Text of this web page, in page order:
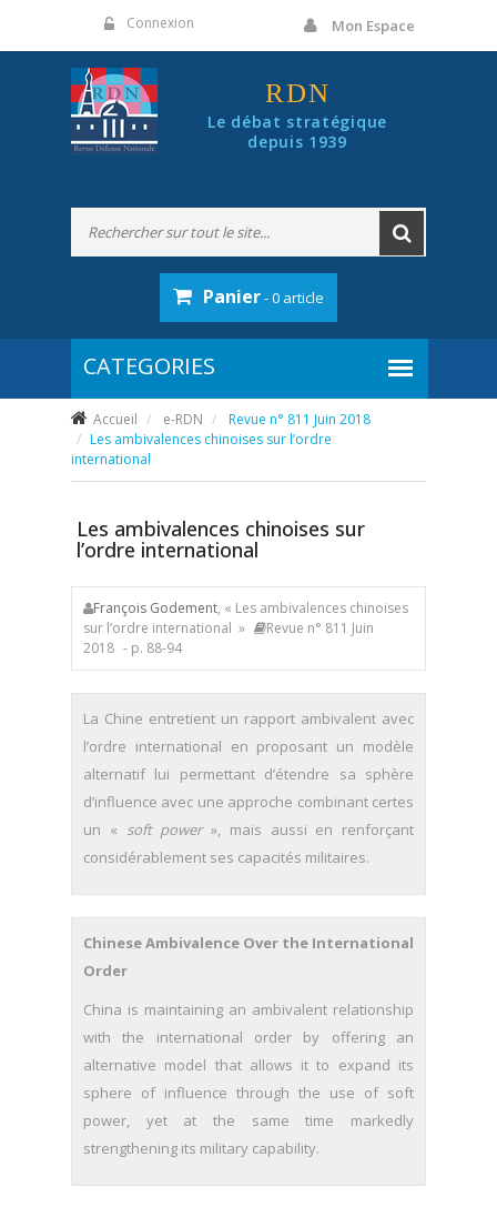
Connexion Mon Espace
RDN
Le débat stratégique
depuis 1939
Panier- 0 article
Accueil e-RDN
Revue n° 811 Juin 2018
Les ambivalences chinoises sur l’ordre
international
Les ambivalences chinoises sur
l’ordre international
François Godement, « Les ambivalences chinoises
sur l’ordre international »
Revue n° 811 Juin
2018 - p. 88-94
La Chine entretient un rapport ambivalent avec
l’ordre international en proposant un modèle
alternatif lui permettant d’étendre sa sphère
d’influence avec une approche combinant certes
un « soft power», mais aussi en renforçant
considérablement ses capacités militaires.
Chinese Ambivalence Over the International
Order
China is maintaining an ambivalent relationship
with the international order by offering an
alternative model that allows it to expand its
sphere of influence through the use of soft
power, yet at the same time markedly
strengthening its military capability.